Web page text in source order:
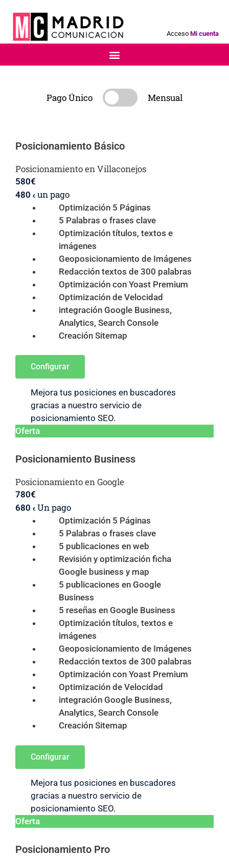
Acceso Mi cuenta
Pago Único Mensual
Posicionamiento Básico
Posicionamiento en Villaconejos
580€
480 € un pago
Optimización 5 Páginas
5 Palabras o frases clave
Optimización títulos, textos e
imágenes
Geoposicionamiento de Imágenes
Redacción textos de 300 palabras
Optimización con Yoast Premium
Optimización de Velocidad
integración Google Business,
Analytics, Search Console
Creación Sitemap
Configurar
Mejora tus posiciones en buscadores
gracias a nuestro servicio de
posicionamiento SEO.
Oferta
Posicionamiento Business
Posicionamiento en Google
780€
680 € Un pago
Optimización 5 Páginas
5 Palabras o frases clave
5 publicaciones en web
Revisión y optimización ficha
Google business y map
5 publicaciones en Google
Business
5 reseñas en Google Business
Optimización títulos, textos e
imágenes
Geoposicionamiento de Imágenes
Redacción textos de 300 palabras
Optimización con Yoast Premium
Optimización de Velocidad
integración Google Business,
Analytics, Search Console
Creación Sitemap
Configurar
Mejora tus posiciones en buscadores
gracias a nuestro servicio de
posicionamiento SEO.
Oferta
Posicionamiento Pro